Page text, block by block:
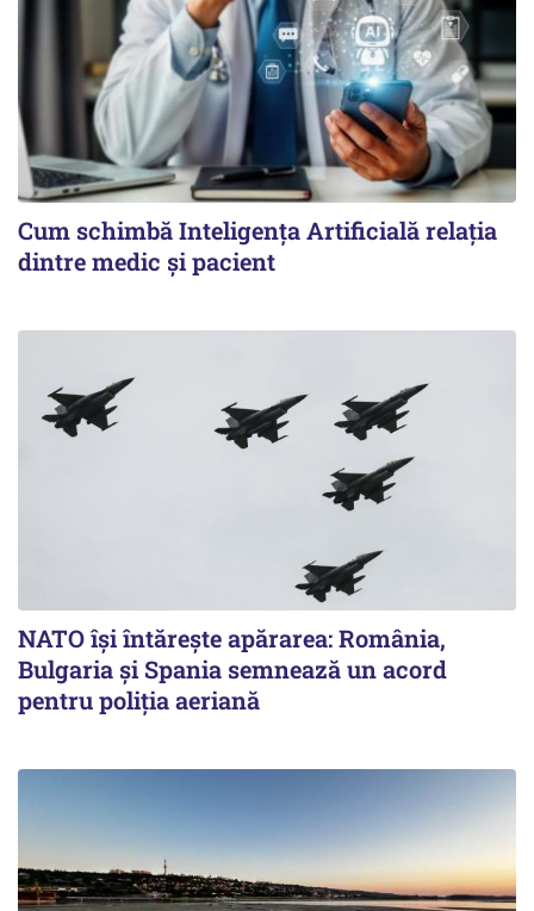
Cum schimbă Inteligența Artificială relația
dintre medic și pacient
NATO își întărește apărarea: România,
Bulgaria și Spania semnează un acord
pentru poliția aeriană